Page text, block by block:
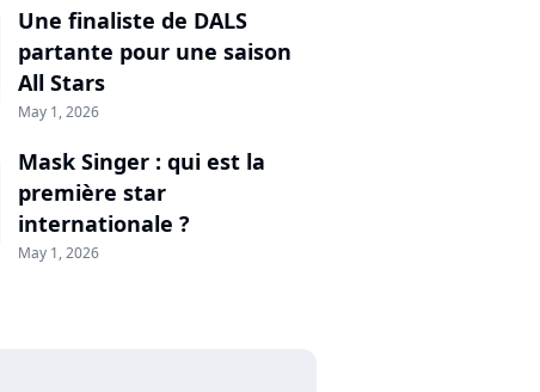
Une finaliste de DALS
partante pour une saison
All Stars
May 1, 2026
Mask Singer : qui est la
première star
internationale ?
May 1, 2026